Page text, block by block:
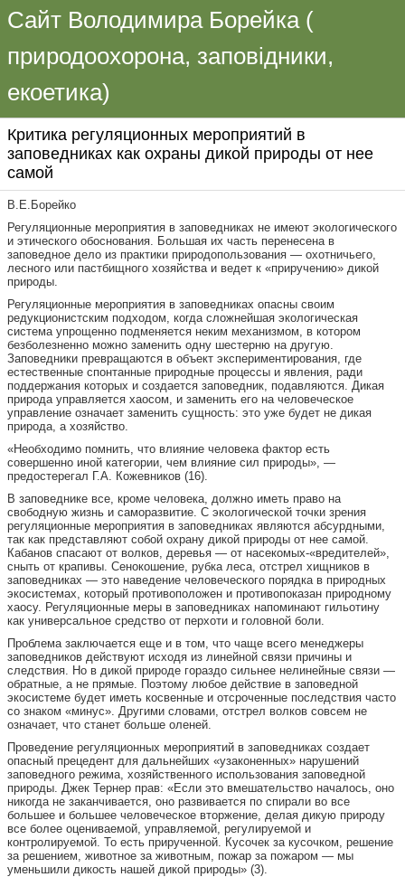
Сайт Володимира Борейка (
природоохорона, заповідники,
екоетика)
Критика регуляционных мероприятий в
заповедниках как охраны дикой природы от нее
самой
В.Е.Борейко
Регуляционные мероприятия в заповедниках не имеют экологического
и этического обоснования. Большая их часть перенесена в
заповедное дело из практики природопользования — охотничьего,
лесного или пастбищного хозяйства и ведет к «приручению» дикой
природы.
Регуляционные мероприятия в заповедниках опасны своим
редукционистским подходом, когда сложнейшая экологическая
система упрощенно подменяется неким механизмом, в котором
безболезненно можно заменить одну шестерню на другую.
Заповедники превращаются в объект экспериментирования, где
естественные спонтанные природные процессы и явления, ради
поддержания которых и создается заповедник, подавляются. Дикая
природа управляется хаосом, и заменить его на человеческое
управление означает заменить сущность: это уже будет не дикая
природа, а хозяйство.
«Необходимо помнить, что влияние человека фактор есть
совершенно иной категории, чем влияние сил природы», —
предостерегал Г.А. Кожевников (16).
В заповеднике все, кроме человека, должно иметь право на
свободную жизнь и саморазвитие. С экологической точки зрения
регуляционные мероприятия в заповедниках являются абсурдными,
так как представляют собой охрану дикой природы от нее самой.
Кабанов спасают от волков, деревья — от насекомых-«вредителей»,
сныть от крапивы. Сенокошение, рубка леса, отстрел хищников в
заповедниках — это наведение человеческого порядка в природных
экосистемах, который противоположен и противопоказан природному
хаосу. Регуляционные меры в заповедниках напоминают гильотину
как универсальное средство от перхоти и головной боли.
Проблема заключается еще и в том, что чаще всего менеджеры
заповедников действуют исходя из линейной связи причины и
следствия. Но в дикой природе гораздо сильнее нелинейные связи —
обратные, а не прямые. Поэтому любое действие в заповедной
экосистеме будет иметь косвенные и отсроченные последствия часто
со знаком «минус». Другими словами, отстрел волков совсем не
означает, что станет больше оленей.
Проведение регуляционных мероприятий в заповедниках создает
опасный прецедент для дальнейших «узаконенных» нарушений
заповедного режима, хозяйственного использования заповедной
природы. Джек Тернер прав: «Если это вмешательство началось, оно
никогда не заканчивается, оно развивается по спирали во все
большее и большее человеческое вторжение, делая дикую природу
все более оцениваемой, управляемой, регулируемой и
контролируемой. То есть прирученной. Кусочек за кусочком, решение
за решением, животное за животным, пожар за пожаром — мы
уменьшили дикость нашей дикой природы» (3).